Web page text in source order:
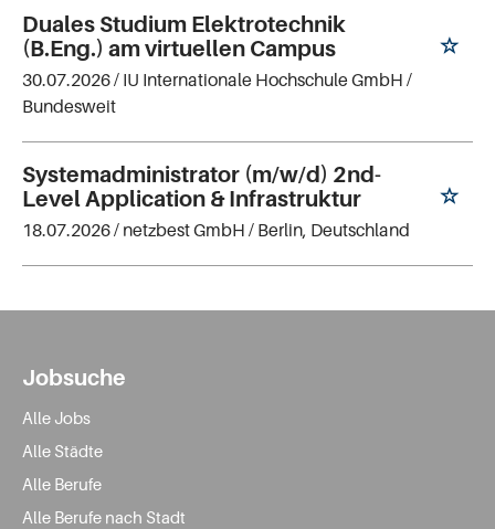
Duales Studium Elektrotechnik
(B.Eng.) am virtuellen Campus
30.07.2026 / IU Internationale Hochschule GmbH /
Bundesweit
Systemadministrator (m/w/d) 2nd-
Level Application & Infrastruktur
18.07.2026 / netzbest GmbH / Berlin, Deutschland
Jobsuche
Alle Jobs
Alle Städte
Alle Berufe
Alle Berufe nach Stadt